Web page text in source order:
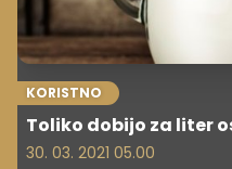
KORISTNO
Toliko dobijo za liter
30. 03. 2021 05.00